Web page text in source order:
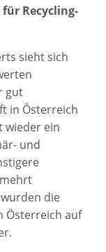
Recycling-
sieht sich
gut
in Österreich
wieder ein
und
die
Österreich auf